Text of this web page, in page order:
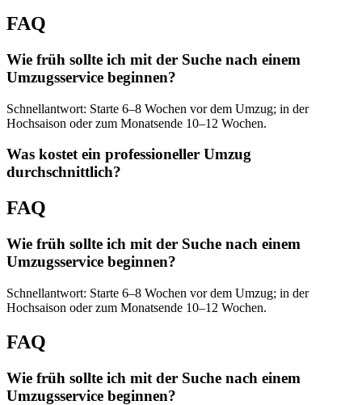
FAQ
Wie früh sollte ich mit der Suche nach einem
Umzugsservice beginnen?
Schnellantwort: Starte 6–8 Wochen vor dem Umzug; in der
Hochsaison oder zum Monatsende 10–12 Wochen.
Was kostet ein professioneller Umzug
durchschnittlich?
FAQ
Wie früh sollte ich mit der Suche nach einem
Umzugsservice beginnen?
Schnellantwort: Starte 6–8 Wochen vor dem Umzug; in der
Hochsaison oder zum Monatsende 10–12 Wochen.
FAQ
Wie früh sollte ich mit der Suche nach einem
Umzugsservice beginnen?